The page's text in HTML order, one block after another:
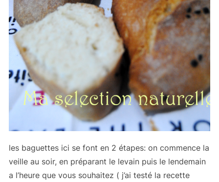
les baguettes ici se font en 2 étapes: on commence la
veille au soir, en préparant le levain puis le lendemain
a l’heure que vous souhaitez ( j’ai testé la recette